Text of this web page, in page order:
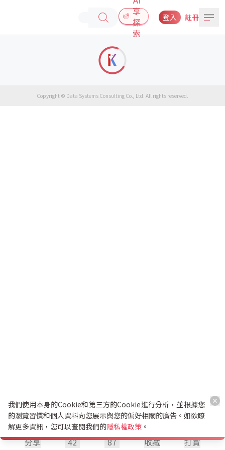
享
探
索
登入 註冊
分享 42 87 收藏 打賞
Copyright © Data Systems Consulting Co., Ltd. All rights reserved.
我們使用本身的Cookie和第三方的Cookie進行分析，並根據您
的瀏覽習慣和個人資料向您展示與您的偏好相關的廣告。如欲瞭
解更多資訊，您可以查閱我們的隱私權政策 。